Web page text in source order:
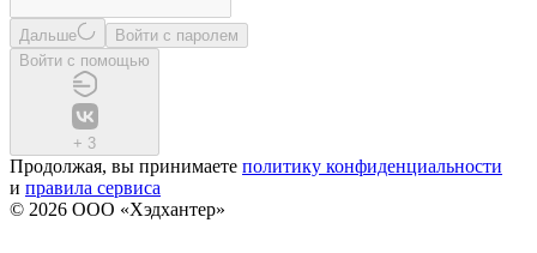
Дальше
Войти с паролем
Войти с помощью
+ 3
Продолжая, вы принимаете политику конфиденциальности
и правила сервиса
© 2026 ООО «Хэдхантер»